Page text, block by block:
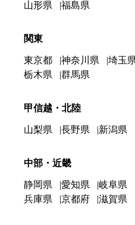
山形県
福島県
関東
東京都 神奈川県 埼玉
栃木県
群馬県
甲信越・北陸
山梨県 長野県 新潟県
中部・近畿
静岡県 愛知県 岐阜県
兵庫県
京都府 滋賀県